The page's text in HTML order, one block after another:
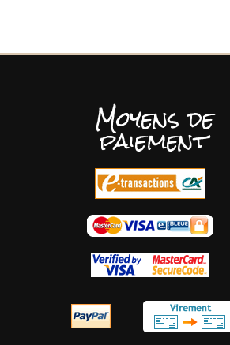
Moyens de
paiement